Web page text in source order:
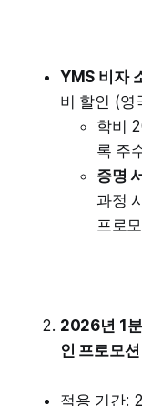
YMS 비자
비 할인 (영
학비
록 주
증명
과정
프로
2026년 1
인 프로모션
적용 기간: